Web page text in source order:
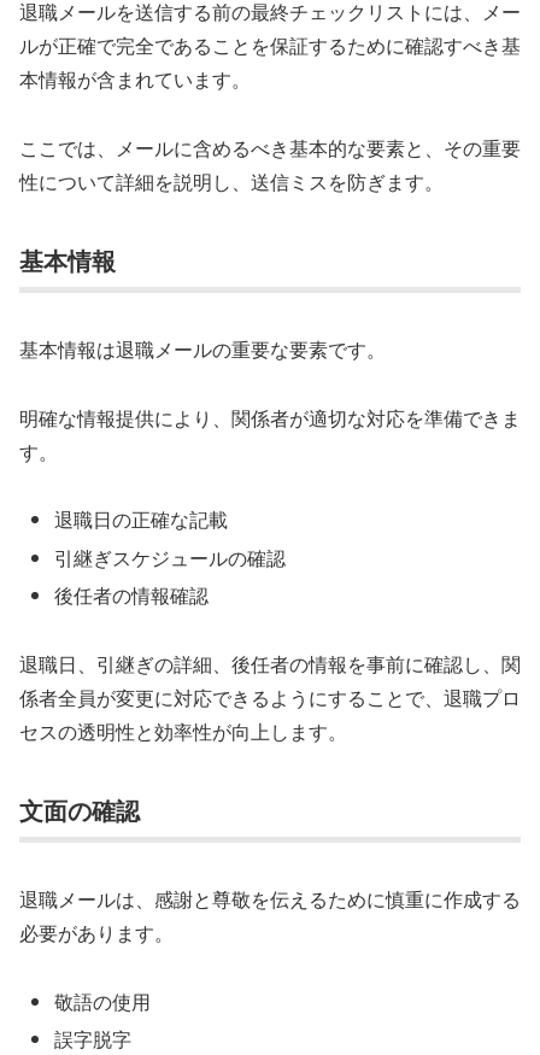
退職メールを送信する前の最終チェックリストには、メー
ルが正確で完全であることを保証するために確認すべき基
本情報が含まれています。
ここでは、メールに含めるべき基本的な要素と、その重要
性について詳細を説明し、送信ミスを防ぎます。
基本情報
基本情報は退職メールの重要な要素です。
明確な情報提供により、関係者が適切な対応を準備できま
す。
退職日の正確な記載
引継ぎスケジュールの確認
後任者の情報確認
退職日、引継ぎの詳細、後任者の情報を事前に確認し、関
係者全員が変更に対応できるようにすることで、退職プロ
セスの透明性と効率性が向上します。
文面の確認
退職メールは、感謝と尊敬を伝えるために慎重に作成する
必要があります。
敬語の使用
誤字脱字